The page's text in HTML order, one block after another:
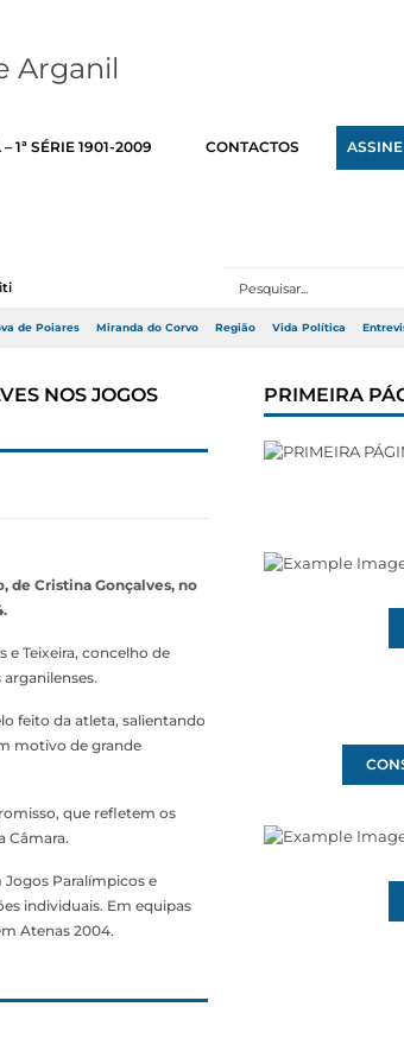
1ª SÉRIE 1901-2009 CONTACTOS
a adj...
de Poiares Miranda do Corvo Região Vida Política
NOS JOGOS
de Cristina Gonçalves, no
e Teixeira, concelho de
feito da atleta, salientando
motivo de grande
que refletem os
Câmara.
Paralímpicos e
individuais. Em equipas
Atenas 2004.
PRIMEIRA